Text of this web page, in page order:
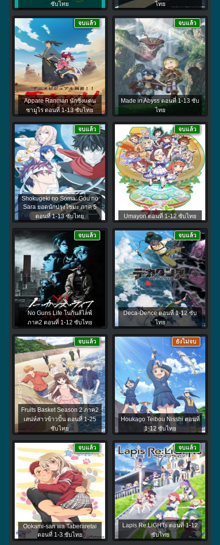
ซับไทย
ไทย
Appare Ranman นักซิ่งแดน
ซามูไร ตอนที่ 1-13 ซับไทย
จบแล้ว
Made in Abyss ตอนที่ 1-13 ซับ
ไทย
จบแล้ว
Shokugeki no Soma: Gou no
Sara ยอดนักปรุงโซมะ ภาค 5
ตอนที่ 1-13 ซับไทย
จบแล้ว
Umayon ตอนที่ 1-12 ซับไทย
จบแล้ว
No Guns Life โนกันส์ไลฟ์
ภาค2 ตอนที่ 1-12 ซับไทย
จบแล้ว
Deca-Dence ตอนที่ 1-12 ซับ
ไทย
จบแล้ว
Fruits Basket Season 2 ภาค2
เสน่ห์สาวข้าวปั้น ตอนที่ 1-25
ซับไทย
จบแล้ว
Houkago Teibou Nisshi ตอนที่
1-12 ซับไทย
ยังไม่จบ
Ookami-san wa Taberaretai
ตอนที่ 1-3 ซับไทย
จบแล้ว
Lapis Re:LiGHTs ตอนที่ 1-12
ซับไทย
จบแล้ว